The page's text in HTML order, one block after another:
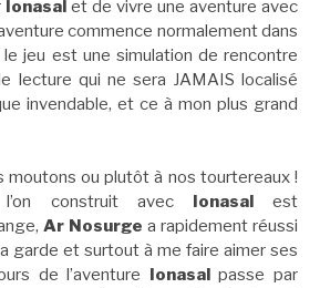
Ionasal et de vivre une aventure avec
commence normalement dans
le jeu est une simulation de rencontre
lecture qui ne sera JAMAIS localisé
invendable, et ce à mon plus grand
moutons ou plutôt à nos tourtereaux !
construit avec
Ionasal
est
Ar Nosurge a rapidement réussi
garde et surtout à me faire aimer ses
de l’aventure
Ionasal
passe par